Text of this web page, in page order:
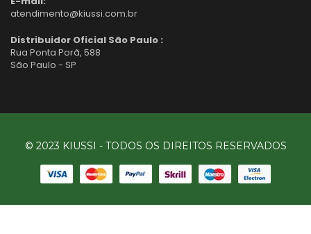
atendimento@kiussi.com.br
Distribuidor Oficial São Paulo :
Rua Ponta Porã, 588
São Paulo - SP
© 2023 KIUSSI - TODOS OS DIREITOS RESERVADOS